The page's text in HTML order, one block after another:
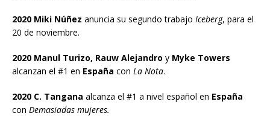
2020 Miki Núñez anuncia su segundo trabajo Iceberg, para el
20 de noviembre.
2020 Manul Turizo, Rauw Alejandro y Myke Towers
alcanzan el #1 en España con La Nota.
2020 C. Tangana alcanza el #1 a nivel español en España
con Demasiadas mujeres.